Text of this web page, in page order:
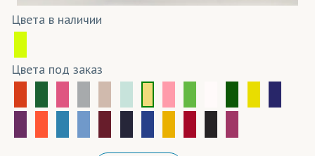
Цвета в наличии
Цвета под заказ